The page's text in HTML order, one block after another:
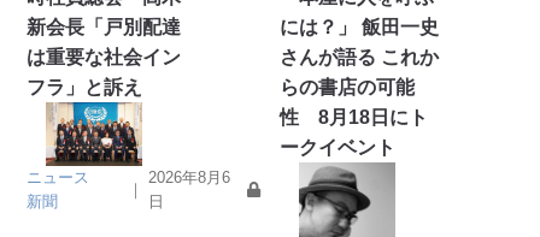
新会長「戸別配達
は重要な社会イン
フラ」と訴え
ニュース
新聞
｜
2026年8月6
日
には？」 飯田一史
さんが語る これか
らの書店の可能
性 8月18日にト
ークイベント